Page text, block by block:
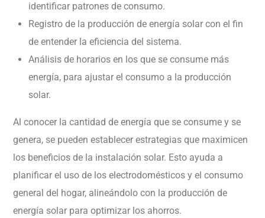
identificar patrones de consumo.
Registro de la producción de energía solar con el fin
de entender la eficiencia del sistema.
Análisis de horarios en los que se consume más
energía, para ajustar el consumo a la producción
solar.
Al conocer la cantidad de energía que se consume y se
genera, se pueden establecer estrategias que maximicen
los beneficios de la instalación solar. Esto ayuda a
planificar el uso de los electrodomésticos y el consumo
general del hogar, alineándolo con la producción de
energía solar para optimizar los ahorros.